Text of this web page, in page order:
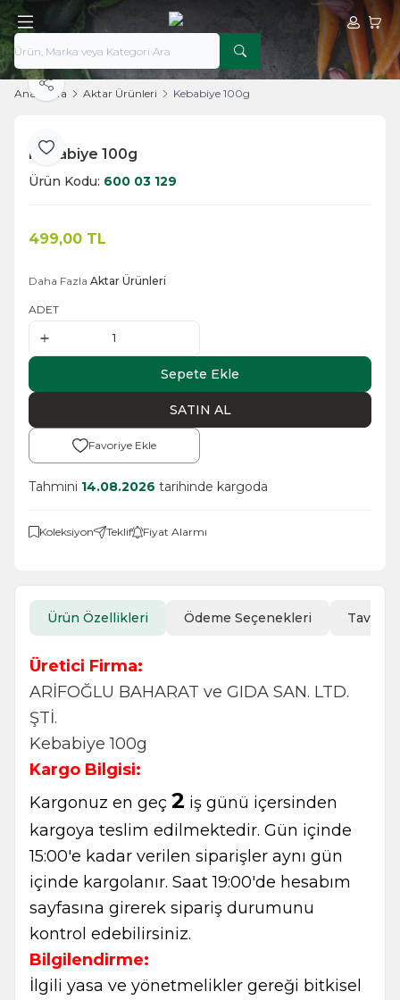
Hesabım
Ana Sayfa Aktar Ürünleri Kebabiye 100g
Favoriye Ekle
Paylaş
Kebabiye 100g
Ürün Kodu: 600 03 129
499,00 TL
Daha Fazla Aktar Ürünleri
ADET
Sepete Ekle
SATIN AL
Favoriye Ekle
Tahmini 14.08.2026 tarihinde kargoda
Koleksiyon Teklif Fiyat Alarmı
Ürün Özellikleri Ödeme Seçenekleri Tavsiye
Üretici Firma:
ARİFOĞLU BAHARAT ve GIDA SAN. LTD.
ŞTİ.
Kebabiye 100g
Kargo Bilgisi:
Kargonuz en geç 2 iş günü içersinden
kargoya teslim edilmektedir. Gün içinde
15:00'e kadar verilen siparişler aynı gün
içinde kargolanır. Saat 19:00'de hesabım
sayfasına girerek sipariş durumunu
kontrol edebilirsiniz.
Bilgilendirme:
İlgili yasa ve yönetmelikler gereği bitkisel